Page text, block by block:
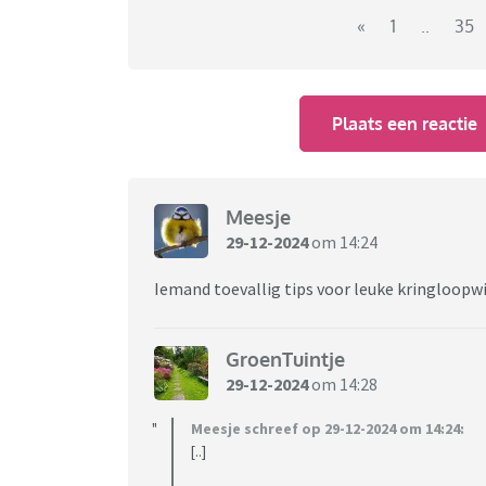
(Vervolgens mijn ratjetoe van plastic en
https://www.ikea.com/nl/nl/p/stilenlig-
« 1 .. 35
Plaats een reactie
Meesje
29-12-2024om 14:24
Iemand toevallig tips voor leuke
GroenTuintje
29-12-2024om 14:28
Meesje schreef op 29-12-2024 om 14:24:
[..]